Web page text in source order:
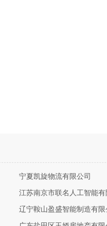
宁夏凯旋物流有限公司
江苏南京市联名人工智能有
辽宁鞍山盈盛智能制造有限